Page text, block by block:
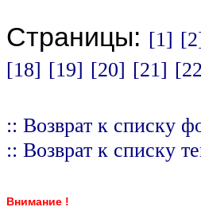
Страницы: [1]
[18] [19] [20] [21]
:: Возврат к списку
:: Возврат к списку
Внимание !